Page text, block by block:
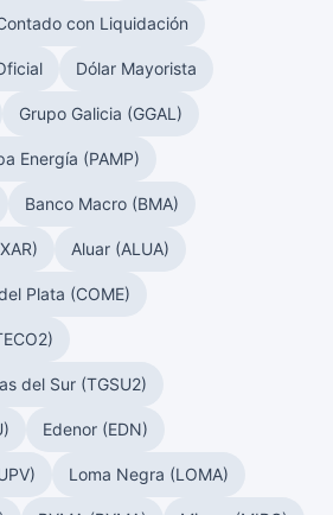
con Liquidación
Dólar Mayorista
Grupo Galicia (GGAL)
Energía (PAMP)
Banco Macro (BMA)
Aluar (ALUA)
Plata (COME)
del Sur (TGSU2)
Edenor (EDN)
Loma Negra (LOMA)